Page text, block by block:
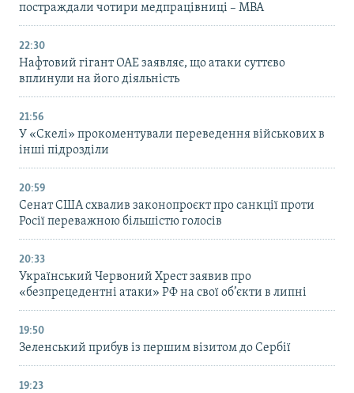
постраждали чотири медпрацівниці – МВА
22:30
Нафтовий гігант ОАЕ заявляє, що атаки суттєво
вплинули на його діяльність
21:56
У «Скелі» прокоментували переведення військових в
інші підрозділи
20:59
Cенат США схвалив законопроєкт про санкції проти
Росії переважною більшістю голосів
20:33
Український Червоний Хрест заявив про
«безпрецедентні атаки» РФ на свої об’єкти в липні
19:50
Зеленський прибув із першим візитом до Сербії
19:23